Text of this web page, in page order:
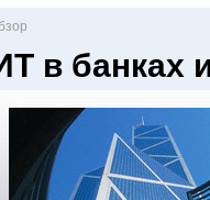
в банках